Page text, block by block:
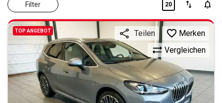
Filter 20
TOP ANGEBOT
Vergleichen
Teilen Merken